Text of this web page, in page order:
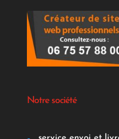
Notre société